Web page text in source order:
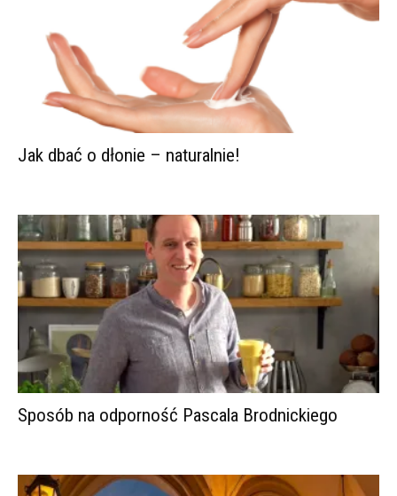
Jak dbać o dłonie – naturalnie!
Sposób na odporność Pascala Brodnickiego